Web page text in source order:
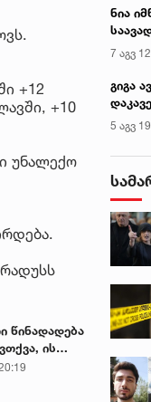
+12
+10
უნალექო
წინადადება
ის
ნათელს,
ნია
7 აგვ
გიგა
5 აგვ